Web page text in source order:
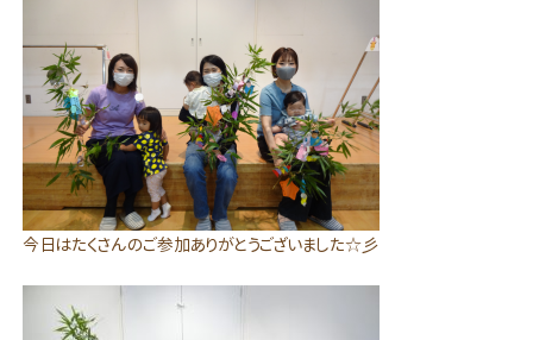
今日はたくさんのご参加ありがとうございました☆彡